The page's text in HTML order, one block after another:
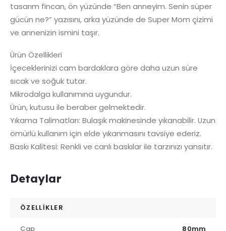
tasarım fincan, ön yüzünde “Ben anneyim. Senin süper
gücün ne?” yazısını, arka yüzünde de Super Mom çizimi
ve annenizin ismini taşır.
Ürün Özellikleri
İçeceklerinizi cam bardaklara göre daha uzun süre
sıcak ve soğuk tutar.
Mikrodalga kullanımına uygundur.
Ürün, kutusu ile beraber gelmektedir.
Yıkama Talimatları: Bulaşık makinesinde yıkanabilir. Uzun
ömürlü kullanım için elde yıkanmasını tavsiye ederiz.
Baskı Kalitesi: Renkli ve canlı baskılar ile tarzınızı yansıtır.
Detaylar
ÖZELLİKLER
Çap 80mm